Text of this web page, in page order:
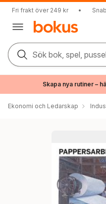
Fri frakt över 249 kr •
Sök bok, spel,
Skapa nya rutiner –
Ekonomi och Ledarskap